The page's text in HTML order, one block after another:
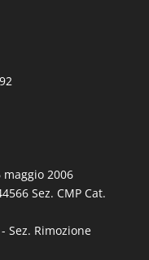
2006
Sez. CMP Cat.
Sez. Rimozione